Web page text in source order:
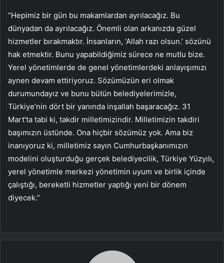
“Hepimiz bir gün bu makamlardan ayrılacağız. Bu
dünyadan da ayrılacağız. Önemli olan arkanızda güzel
hizmetler bırakmaktır. İnsanların, ‘Allah razı olsun.’ sözünü
hak etmektir. Bunu yapabildiğimiz sürece ne mutlu bize.
Yerel yönetimlerde de genel yönetimlerdeki anlayışımızı
aynen devam ettiriyoruz. Sözümüzün eri olmak
durumundayız ve bunu bütün belediyelerimizle,
Türkiye’nin dört bir yanında inşallah başaracağız. 31
Mart’ta tabi ki, takdir milletimizindir. Milletimizin takdiri
başımızın üstünde. Ona hiçbir sözümüz yok. Ama biz
inanıyoruz ki, milletimiz sayın Cumhurbaşkanımızın
modelini oluşturduğu gerçek belediyecilik, Türkiye Yüzyılı,
yerel yönetimle merkezi yönetimin uyum ve birlik içinde
çalıştığı, bereketli hizmetler yaptığı yeni bir dönem
diyecek.”